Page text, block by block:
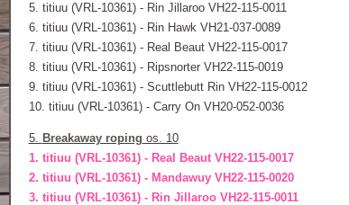
5. titiuu (VRL-10361) - Rin Jillaroo VH22-115-0011
6. titiuu (VRL-10361) - Rin Hawk VH21-037-0089
7. titiuu (VRL-10361) - Real Beaut VH22-115-0017
8. titiuu (VRL-10361) - Ripsnorter VH22-115-0019
9. titiuu (VRL-10361) - Scuttlebutt Rin VH22-115-0012
10. titiuu (VRL-10361) - Carry On VH20-052-0036
5. Breakaway roping os. 10
1. titiuu (VRL-10361) - Real Beaut VH22-115-0017
2. titiuu (VRL-10361) - Mandawuy VH22-115-0020
3. titiuu (VRL-10361) - Rin Jillaroo VH22-115-0011